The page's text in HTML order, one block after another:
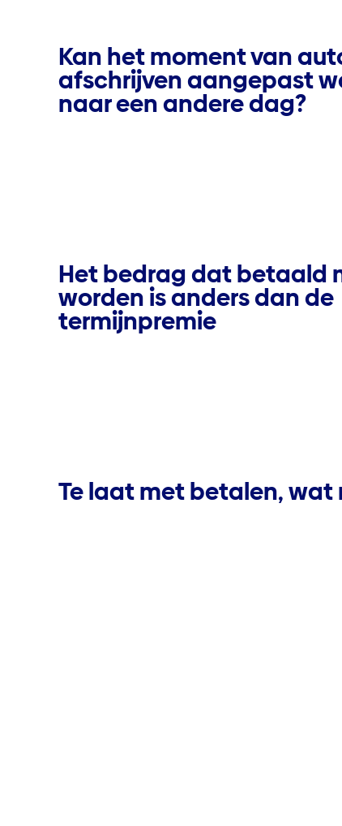
Kan het moment van
afschrijven aangepast
naar een andere dag?
Het bedrag dat betaald
worden is anders dan de
termijnpremie
Te laat met betalen, wat